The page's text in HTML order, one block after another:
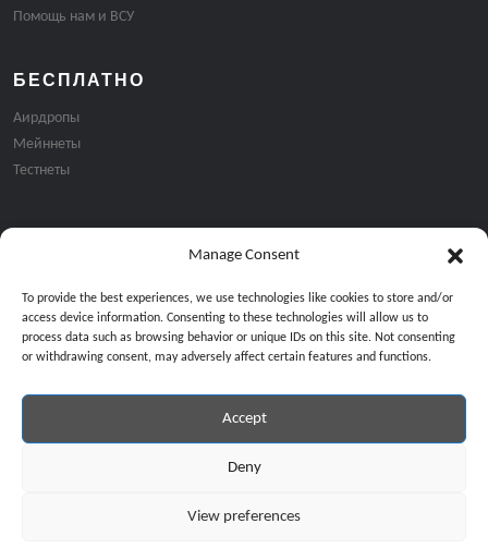
Manage Consent
To provide the best experiences, we use technologies like cookies to store and/or
access device information. Consenting to these technologies will allow us to
process data such as browsing behavior or unique IDs on this site. Not consenting
or withdrawing consent, may adversely affect certain features and functions.
Accept
Deny
View preferences
Помощь нам и ВСУ
БЕСПЛАТНО
Аирдропы
Мейннеты
Тестнеты
Подписка на email рассылку:
Продолжая, вы соглашаетесь с нашей политикой
Copyright © 2024 All Rights Reserved by